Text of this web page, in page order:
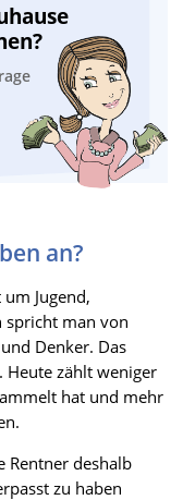
an?
Jugend,
spricht man von
Denker. Das
Heute zählt weniger
hat und mehr
Rentner deshalb
zu haben